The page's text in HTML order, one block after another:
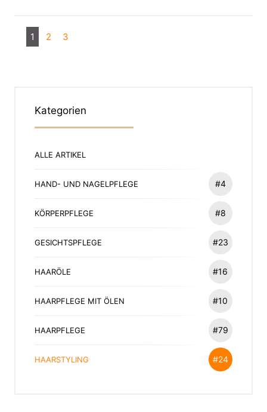
1 2 3
Kategorien
ALLE ARTIKEL
HAND- UND NAGELPFLEGE #4
KÖRPERPFLEGE #8
GESICHTSPFLEGE #23
HAARÖLE #16
HAARPFLEGE MIT ÖLEN #10
HAARPFLEGE #79
HAARSTYLING #24